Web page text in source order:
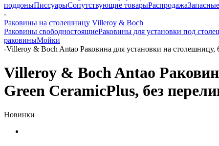
поддоныПиссуарыСопутствующие товарыРаспродажа
-
Раковины на столешницу Villeroy & Boch
Раковины свободностоящиеРаковины для установки под
раковиныМойки
-Villeroy & Boch Antao Раковина для установки на
Villeroy & Boch Antao
Green CeramicPlus, без
Новинки